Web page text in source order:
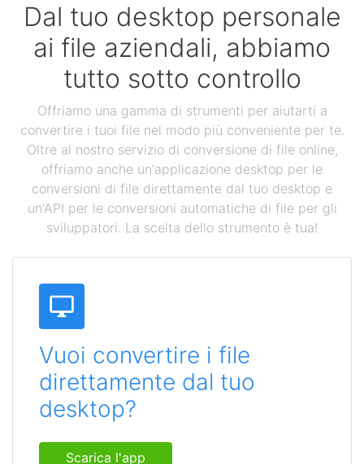
Dal tuo desktop personale
ai file aziendali, abbiamo
tutto sotto controllo
Offriamo una gamma di strumenti per aiutarti a
convertire i tuoi file nel modo più conveniente per te.
Oltre al nostro servizio di conversione di file online,
offriamo anche un'applicazione desktop per le
conversioni di file direttamente dal tuo desktop e
un'API per le conversioni automatiche di file per gli
sviluppatori. La scelta dello strumento è tua!
Vuoi convertire i file
direttamente dal tuo
desktop?
Scarica l'app